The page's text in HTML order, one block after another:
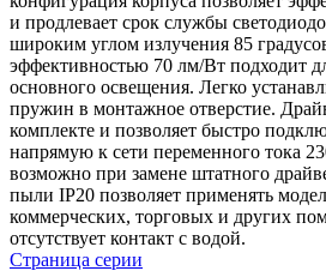
и продлевает срок службы
широким углом излучения 85
эффективностью 70 лм/Вт подходит
основного освещения. Легко
пружин в монтажное отверстие.
комплекте и позволяет быстро
напрямую к сети переменного тока
возможно при замене штатного
пыли IP20 позволяет применять
коммерческих, торговых и других
отсутствует контакт с водой.
Страница серии